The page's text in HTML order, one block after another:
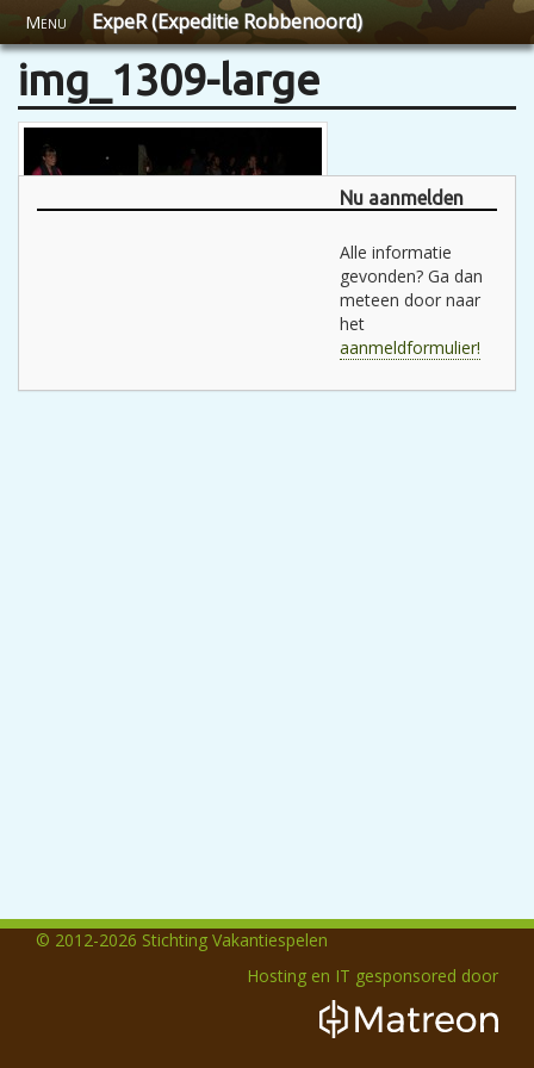
Menu ExpeR (Expeditie Robbenoord)
img_1309-large
Nu aanmelden
Alle informatie
gevonden? Ga dan
meteen door naar
het
aanmeldformulier!
© 2012-2026 Stichting Vakantiespelen
Hosting en IT gesponsored door